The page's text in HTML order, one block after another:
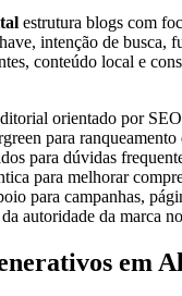
estrutura blogs com
intenção de busca,
conteúdo local e
orientado por
para
para dúvidas
para melhorar
para campanhas,
autoridade da marca
em